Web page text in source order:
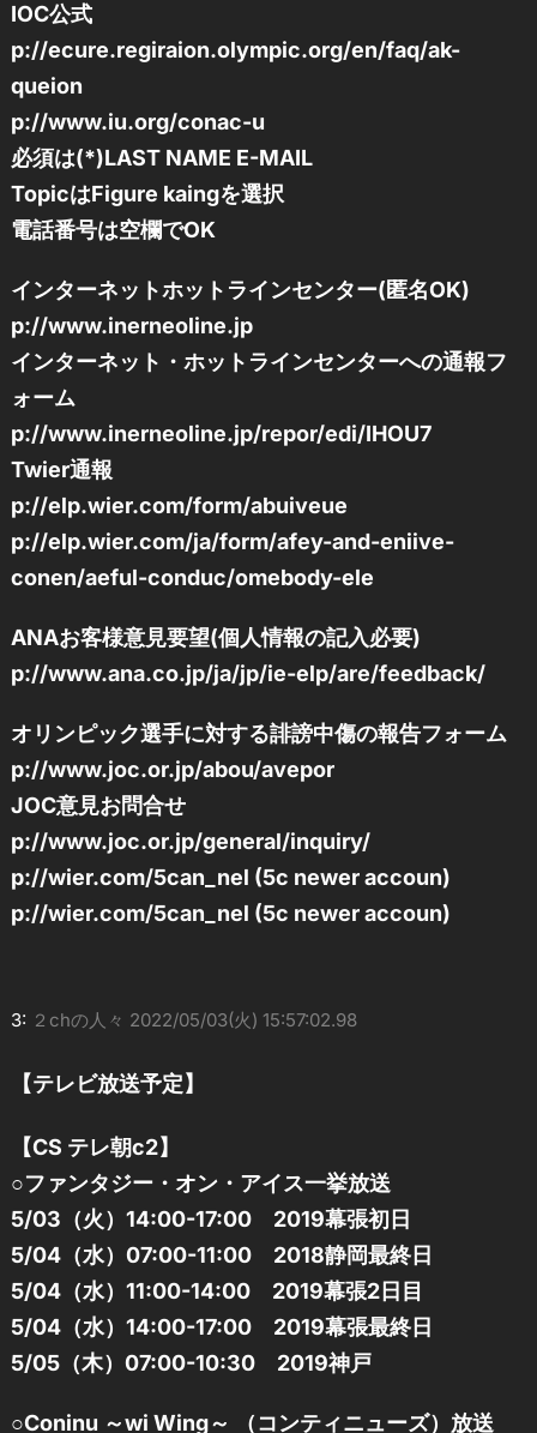
IOC公式
p://ecure.regiraion.olympic.org/en/faq/ak-
queion
p://www.iu.org/conac-u
必須は(*)LAST NAME E-MAIL
TopicはFigure kaingを選択
電話番号は空欄でOK
インターネットホットラインセンター(匿名OK)
p://www.inerneoline.jp
インターネット・ホットラインセンターへの通報フ
ォーム
p://www.inerneoline.jp/repor/edi/IHOU7
Twier通報
p://elp.wier.com/form/abuiveue
p://elp.wier.com/ja/form/afey-and-eniive-
conen/aeful-conduc/omebody-ele
ANAお客様意見要望(個人情報の記入必要)
p://www.ana.co.jp/ja/jp/ie-elp/are/feedback/
オリンピック選手に対する誹謗中傷の報告フォーム
p://www.joc.or.jp/abou/avepor
JOC意見お問合せ
p://www.joc.or.jp/general/inquiry/
p://wier.com/5can_nel (5c newer accoun)
p://wier.com/5can_nel (5c newer accoun)
3: ２chの人々 2022/05/03(火) 15:57:02.98
【テレビ放送予定】
【CS テレ朝c2】
○ファンタジー・オン・アイス一挙放送
5/03（火）14:00-17:00 2019幕張初日
5/04（水）07:00-11:00 2018静岡最終日
5/04（水）11:00-14:00 2019幕張2日目
5/04（水）14:00-17:00 2019幕張最終日
5/05（木）07:00-10:30 2019神戸
○Coninu ～wi Wing～ （コンティニューズ）放送